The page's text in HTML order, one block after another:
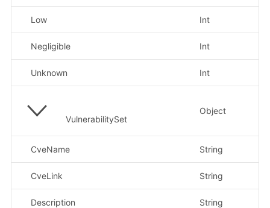
Low Int
Negligible Int
Unknown Int
VulnerabilitySet
Object
CveName String
CveLink String
Description String